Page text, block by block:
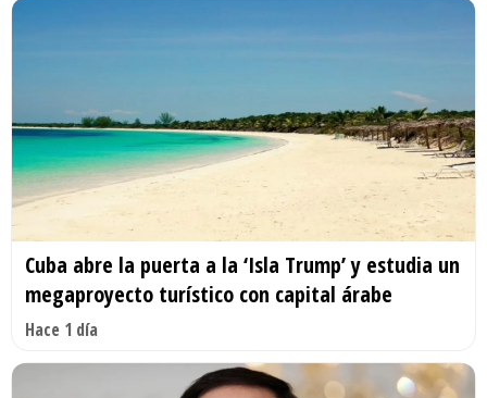
Cuba abre la puerta a la ‘Isla Trump’ y estudia un
megaproyecto turístico con capital árabe
Hace 1 día